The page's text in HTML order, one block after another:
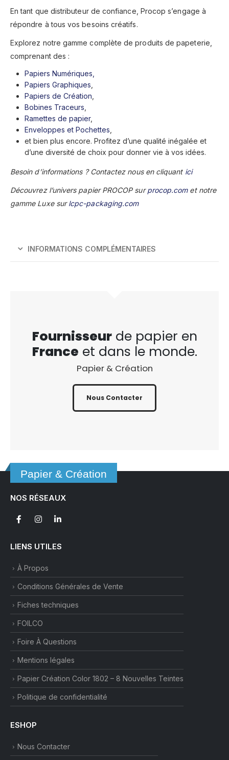
En tant que distributeur de confiance, Procop s’engage à
répondre à tous vos besoins créatifs.
Explorez notre gamme complète de produits de papeterie,
comprenant des :
Papiers Numériques,
Papiers Graphiques
Papiers de Création
Bobines Traceurs
Ramettes de papier,
Enveloppes et Pochettes
et bien plus encore. Profitez d’une qualité inégalée et
d’une diversité de choix pour donner vie à vos idées.
Besoin d’informations ? Contactez nous en cliquant ici
Découvrez l’univers papier PROCOP surprocop.comet notre
gamme Luxe surlcpc-packaging.com
INFORMATIONS COMPLÉMENTAIRES
Fournisseurde papier en
France et dans le monde.
Papier & Création
Nous Contacter
Papier & Création
NOS RÉSEAUX
LIENS UTILES
À Propos
Conditions Générales de Vente
Fiches techniques
FOILCO
Foire À Questions
Mentions légales
Papier Création Color 1802 – 8 Nouvelles Teintes
Politique de confidentialité
ESHOP
Nous Contacter